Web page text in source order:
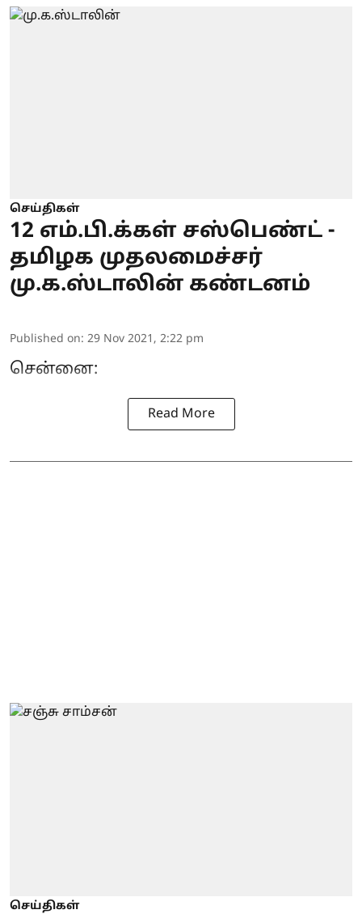
செய்திகள்
12 எம்.பி.க்கள் சஸ்பெண்ட் -
தமிழக முதலமைச்சர்
மு.க.ஸ்டாலின் கண்டனம்
Published on: 29 Nov 2021, 2:22 pm
சென்னை:
Read More
செய்திகள்